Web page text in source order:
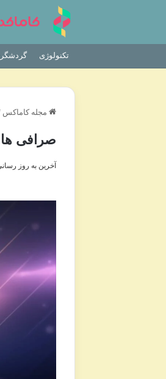
تکنولوژی
مجله کاماکس
صرافی
آخرین به روز رسانی: 24/04/